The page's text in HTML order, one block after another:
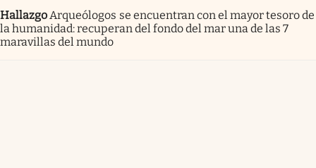
Hallazgo Arqueólogos se encuentran con el mayor tesoro de
la humanidad: recuperan del fondo del mar una de las 7
maravillas del mundo